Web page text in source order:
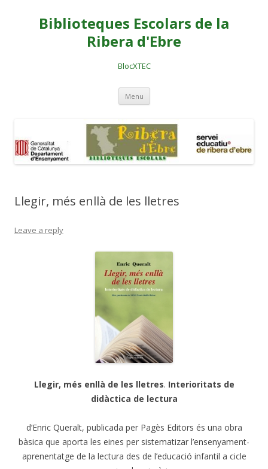
Biblioteques Escolars de la
Ribera d'Ebre
BlocXTEC
Menu Skip
content
Llegir, més enllà de les lletres
Leave a reply
Llegir, més enllà de les lletres. Interioritats de
didàctica de lectura
d’Enric Queralt, publicada per Pagès Editors és una obra
bàsica que aporta les eines per sistematizar l’ensenyament-
aprenentatge de la lectura des de l’educació infantil a cicle